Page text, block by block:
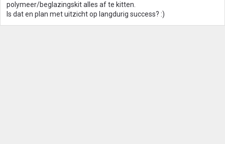
polymeer/beglazingskit alles af te kitten.
Is dat en plan met uitzicht op langdurig success? :)